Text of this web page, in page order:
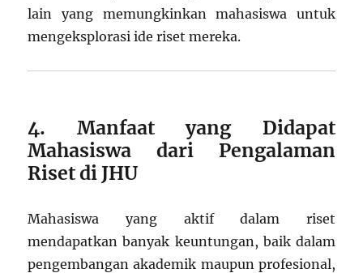
lain yang memungkinkan mahasiswa untuk
mengeksplorasi ide riset mereka.
4. Manfaat yang Didapat
Mahasiswa dari Pengalaman
Riset di JHU
Mahasiswa yang aktif dalam riset
mendapatkan banyak keuntungan, baik dalam
pengembangan akademik maupun profesional,